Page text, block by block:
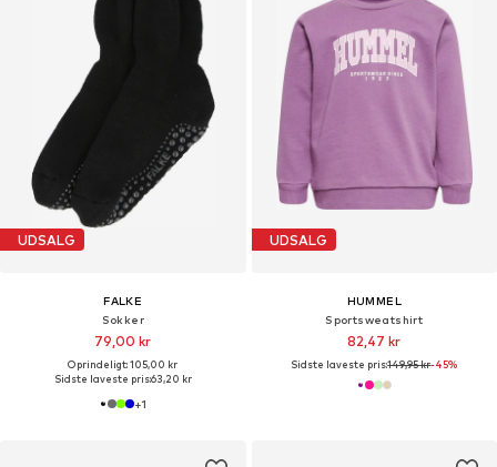
UDSALG
FALKE
Sokker
79,00 kr
Oprindeligt: 105,00 kr
Sidste laveste pris:63,20 kr
+1
UDSALG
HUMMEL
Sportsweatshirt
82,47 kr
Sidste laveste pris:149,95 kr-45%